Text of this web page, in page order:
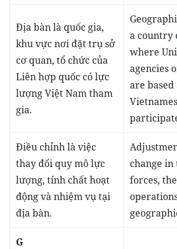
Địa bàn là quốc gia,
khu vực nơi đặt trụ sở
cơ quan, tổ chức của
Liên hợp quốc có lực
lượng Việt Nam tham
gia.
a country
where
agencies
are
Điều chỉnh là việc
thay đổi quy mô lực
lượng, tính chất hoạt
động và nhiệm vụ tại
địa bàn.
change in
forces,
G